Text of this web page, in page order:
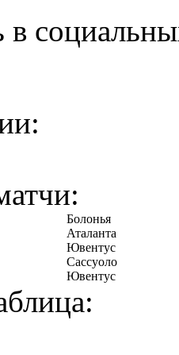
в
Болонья
Аталанта
Ювентус
Сассуоло
Ювентус